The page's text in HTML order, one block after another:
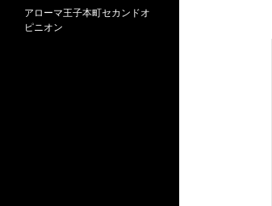
アローマ王子本町セカンドオ
ピニオン